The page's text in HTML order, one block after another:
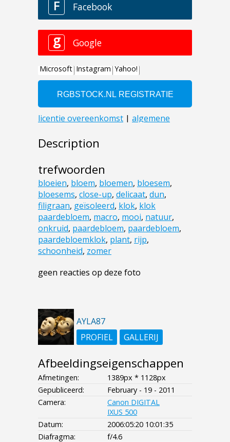
Description
trefwoorden
bloeien, bloem, bloemen, bloesem,
bloesems, close-up, delicaat, dun,
filigraan, geïsoleerd, klok, klok
paardebloem, macro, mooi, natuur,
onkruid, paardebloem, paardebloem,
paardebloemklok, plant, rijp,
schoonheid, zomer
geen reacties op deze foto
AYLA87
PROFIEL
GALLERIJ
Afbeeldingseigenschappen
Afmetingen:
1389px * 1128px
Gepubliceerd:
February - 19 - 2011
Camera:
Canon DIGITAL
IXUS 500
Datum:
2006:05:20 10:01:35
Diafragma:
f/4.6